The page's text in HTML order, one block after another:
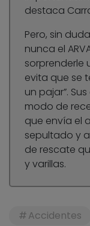
destaca
Pero, sin
nunca el
sorprenderle
evita que se
un pajar”.
modo de
que envía el
sepultado y
de rescate
y varillas.
Accidentes